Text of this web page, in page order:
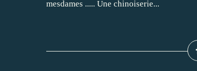
mesdames ..... Une chinoiserie...